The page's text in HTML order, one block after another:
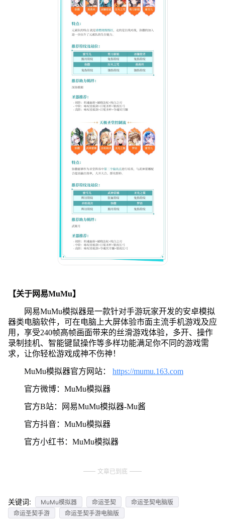
【关于网易MuMu】
网易MuMu模拟器是一款针对手游玩家开发的安卓模拟
器类电脑软件，可在电脑上大屏体验市面主流手机游戏及应
用，享受240帧高帧画面带来的丝滑游戏体验，多开、操作
录制挂机、智能键鼠操作等多样功能满足你不同的游戏需
求，让你轻松游戏成神不伤神！
MuMu模拟器官方网站： https://mumu.163.com
官方微博：MuMu模拟器
官方B站：网易MuMu模拟器-Mu酱
官方抖音：MuMu模拟器
官方小红书：MuMu模拟器
文章已到底
关键词: MuMu模拟器 命运圣契
命运圣契电脑版
命运圣契手游
命运圣契手游电脑版